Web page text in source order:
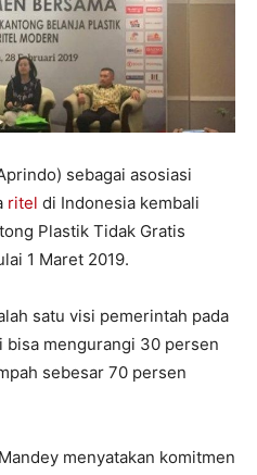
sebagai asosiasi
ritel di Indonesia kembali
Plastik Tidak Gratis
1 Maret 2019.
satu visi pemerintah pada
bisa mengurangi 30 persen
sebesar 70 persen
menyatakan komitmen